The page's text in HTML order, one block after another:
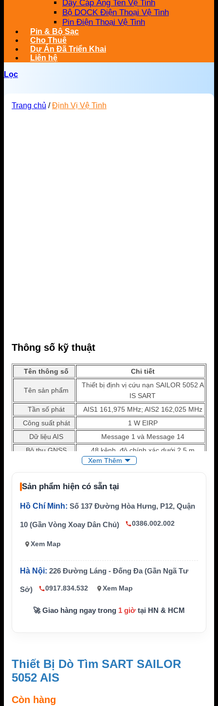
Dây Cáp Ăng Ten Vệ Tinh
Bộ DOCK Điện Thoại Vệ Tinh
Pin Điện Thoại Vệ Tinh
Pin & Bộ Sạc
Cho Thuê
Dự Án Đã Triển Khai
Liên hệ
Lọc
Trang chủ / Định Vị Vệ Tinh
Thông số kỹ thuật
Tên thông số Chi tiết
Tên sản phẩm
Thiết bị định vị cứu nạn SAILOR 5052 A
IS SART
Tần số phát
AIS1 161,975 MHz; AIS2 162,025 MHz
Công suất phát
1 W EIRP
Dữ liệu AIS
Message 1 và Message 14
Bộ thu GNSS
48 kênh, độ chính xác dưới 2,5 m
Lithium sơ cấp, không thể sạc lại
ng
Tối thiểu 96 giờ
Khả năng chống
Ngâm ở độ sâu đến 10 m, có khả năng
Kích thước
Dài 300 mm, đường kính tối đa 70 mm
Trọng lượng
Xem Thêm
Sản phẩm hiện có sẵn tại
Hồ Chí Minh: Số 137 Đường Hòa Hưng, P12, Quận
10 (Gần Vòng Xoay Dân Chủ) 0386.002.002
Xem Map
Hà Nội: 226 Đường Láng - Đống Đa (Gần Ngã Tư
Sở) 0917.834.532 Xem Map
🚀 Giao hàng ngay trong 1 giờ tại HN & HCM
Thiết Bị Dò Tìm SART SAILOR
5052 AIS
Còn hàng